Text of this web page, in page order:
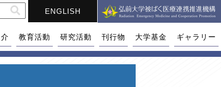
ENGLISH
教育活動 研究活動 刊行物 大学基金 ギャラリー